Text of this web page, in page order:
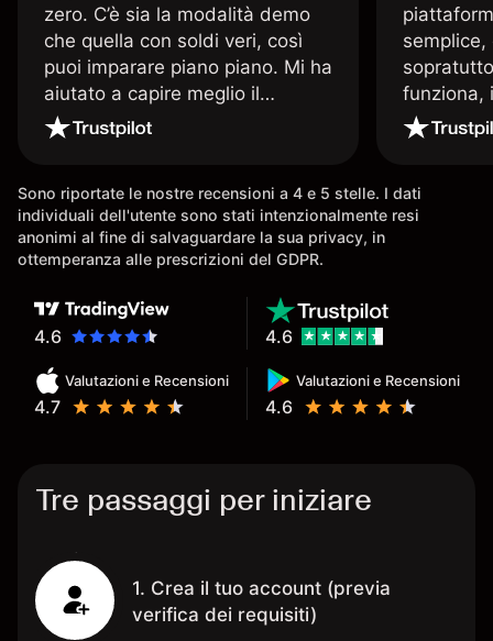
zero. C’è sia la modalità demo
che quella con soldi veri, così
puoi imparare piano piano. Mi ha
aiutato a capire meglio il
trading. La consiglio a chi parte
senza esperienza.
funziona,
Davide e'
spiega
Sono riportate le nostre recensioni a 4 e 5 stelle. I dati
individuali dell'utente sono stati intenzionalmente resi
anonimi al fine di salvaguardare la sua privacy, in
ottemperanza alle prescrizioni del GDPR.
4.6
Valutazioni e Recensioni
4.7
Valutazioni e Recensioni
4.6
4.6
Tre passaggi per iniziare
1. Crea il tuo account (previa
verifica dei requisiti)